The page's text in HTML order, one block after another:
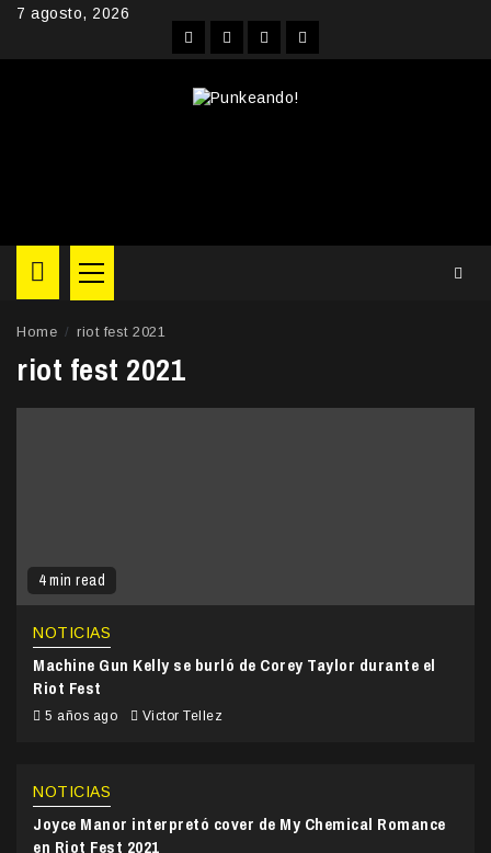
Skip7 agosto, 2026
FacebookInstagram
YouTubeTwitter
Primary
Menu
Home riot fest 2021
riot fest 2021
4 min read
NOTICIAS
Machine Gun Kelly se burló de Corey Taylor durante el
Riot Fest
5 años ago Victor Tellez
NOTICIAS
Joyce Manor interpretó cover de My Chemical Romance
en Riot Fest 2021